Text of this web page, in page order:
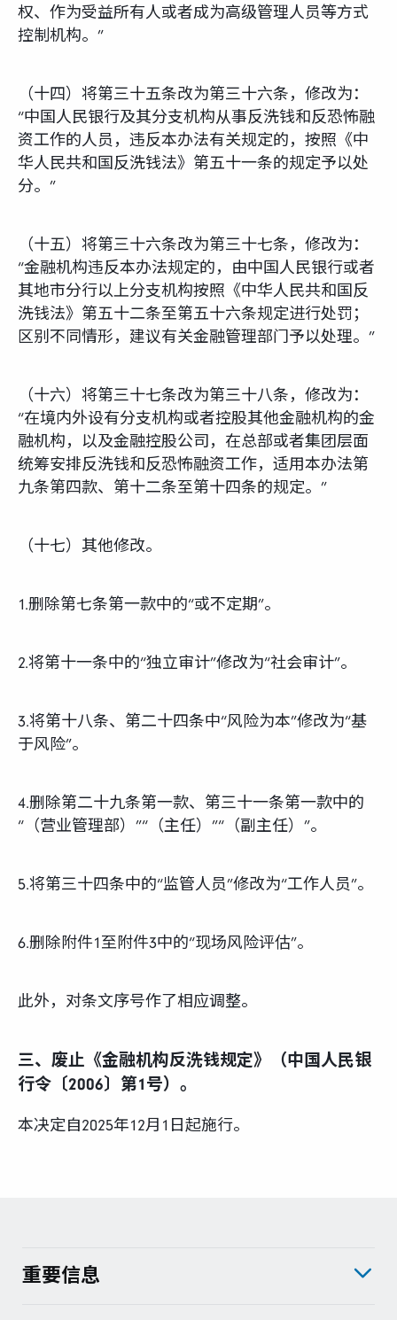
权、作为受益所有人或者成为高级管理人员等方式
控制机构。”
（十四）将第三十五条改为第三十六条，修改为：
“中国人民银行及其分支机构从事反洗钱和反恐怖融
资工作的人员，违反本办法有关规定的，按照《中
华人民共和国反洗钱法》第五十一条的规定予以处
分。”
（十五）将第三十六条改为第三十七条，修改为：
“金融机构违反本办法规定的，由中国人民银行或者
其地市分行以上分支机构按照《中华人民共和国反
洗钱法》第五十二条至第五十六条规定进行处罚；
区别不同情形，建议有关金融管理部门予以处理。”
（十六）将第三十七条改为第三十八条，修改为：
“在境内外设有分支机构或者控股其他金融机构的金
融机构，以及金融控股公司，在总部或者集团层面
统筹安排反洗钱和反恐怖融资工作，适用本办法第
九条第四款、第十二条至第十四条的规定。”
（十七）其他修改。
1.删除第七条第一款中的“或不定期”。
2.将第十一条中的“独立审计”修改为“社会审计”。
3.将第十八条、第二十四条中“风险为本”修改为“基
于风险”。
4.删除第二十九条第一款、第三十一条第一款中的
“（营业管理部）”“（主任）”“（副主任）”。
5.将第三十四条中的“监管人员”修改为“工作人员”。
6.删除附件1至附件3中的“现场风险评估”。
此外，对条文序号作了相应调整。
三、废止《金融机构反洗钱规定》（中国人民银
行令〔2006〕第1号）。
本决定自2025年12月1日起施行。
重要信息